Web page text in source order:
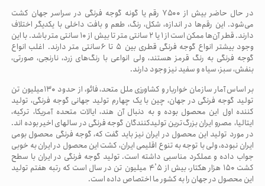
در حال حاضر بیش از ۷۵۰۰ رقم یا گونه گوجه فرنگی در سراسر جهان کشت
می‌شود. این رقم‌ها در اندازه، شکل، رنگ، طعم و بافت داخلی با یکدیگر اختلاف
دارند. قطر آن‌ها ممکن است از ۱ یا ۲ سانتی متر تا بیش از ۱۰ سانتی متر باشد. با این
وجود بیشتر انواع گوجه فرنگی قطری بین ۵ تا ۶ سانتی متر دارند. اغلب انواع
گوجه فرنگی به رنگ قرمز هستند، ولی انواعی با رنگ‌های زرد، نارنجی، صورتی،
بنفش، سبز، سیاه و سفید نیز وجود دارند.
بر اساس آمار سازمان خواربار و کشاورزی ملل متحد، فائو، از حدود ۱۳۰میلیون تن
تولید گوجه فرنگی در جهان، چین با یک چهارم تولید جهانی گوجه فرنگی، تولید
کننده اول این محصول بوده و به دنبال آن هند، ایالات متحده آمریکا، ترکیه،
ایتالیا، مصرو ایران بزرگ‌ترین تولیدکنندگان گوجه فرنگی در سالهای اخیر بوده اند.
در مورد تولید این محصول در ایران نیز باید گفت که، گوجه فرنگی محصول بومی
ایران نبوده، ولی با توجه به تنوع اقلیمی ایران، کشت این محصول در ایران به خوبی
جواب داده و عملکرد مناسبی داشته است. تولید گوجه فرنگی در ایران با سطح
کشت ۱۵۰ هزار هکتار، بیش از
۴٫۵ میلیون تن در سال است که رتبه هفتم تولید
این محصول در جهان را به کشور ما اختصاص داده است.